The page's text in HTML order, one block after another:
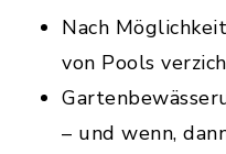
Nach
von Pools
– und wenn,